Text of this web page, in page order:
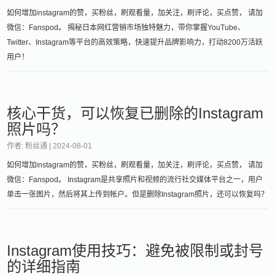
如何增加instagram的赞，买粉丝，刷观看量，加关注，刷评论，买点赞， 请加
微信：Fanspod。 揭秘日本网红营销市场独特魅力，带你掌握YouTube、
Twitter、Instagram等平台的高效策略，快速提升品牌影响力，打动8200万活跃
用户！
核心干货，可以恢复已删除的Instagram
照片吗？
作者: 粉丝通 | 2024-08-01
如何增加instagram的赞，买粉丝，刷观看量，加关注，刷评论，买点赞， 请加
微信：Fanspod。 Instagram是共享照片和视频的流行社交媒体平台之一，用户
单击一张图片，然后将其上传到帐户。但是删除Instagram照片，还可以恢复吗？
Instagram使用技巧：避免被限制或封号
的详细指南